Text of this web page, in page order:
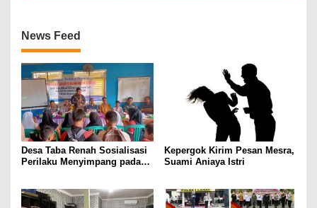
News Feed
Desa Taba Renah Sosialisasi
Perilaku Menyimpang pada
Kepergok Kirim Pesan Mesra,
Suami Aniaya Istri